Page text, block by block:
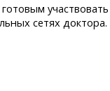
сетях доктора.